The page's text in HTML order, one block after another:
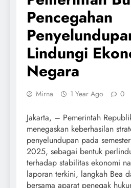
Pencegahan
Lindungi
Negara
Mirna 1 Year Ago 0
Jakarta, – Pemerintah
menegaskan keberhasilan
penyelundupan pada
2025, sebagai bentuk
terhadap stabilitas ekonomi
laporan terkini, langkah Bea
bersama aparat penegak